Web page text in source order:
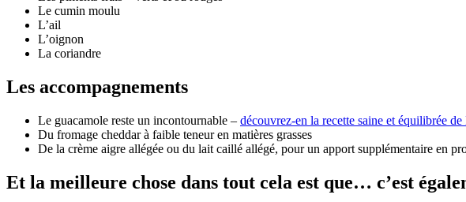
Le cumin moulu
L’ail
L’oignon
La coriandre
Les accompagnements
Le guacamole reste un incontournable – découvrez-en la recette saine et équilibrée de
Du fromage cheddar à faible teneur en matières grasses
De la crème aigre allégée ou du lait caillé allégé, pour un apport supplémentaire en
Et la meilleure chose dans tout cela est que… c’est